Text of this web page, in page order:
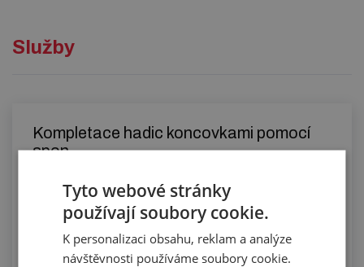
Služby
Kompletace hadic koncovkami pomocí
spon
Tyto webové stránky
používají soubory cookie.
K personalizaci obsahu, reklam a analýze
návštěvnosti používáme soubory cookie.